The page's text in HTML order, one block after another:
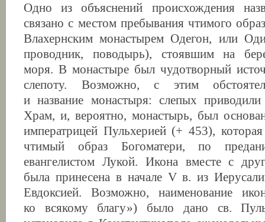
Одно из объяснений происхождения
связано с местом пребывания чтимого
Влахернским монастырем Одегон, или
проводник, поводырь), стоявшим на
моря. В монастыре был чудотворный
слепоту. Возможно, с этим
и название монастыря: слепых
Храм, и, вероятно, монастырь, был
императрицей Пульхерией (+ 453),
чтимый образ Богоматери, по
евангелистом Лукой. Икона вместе с
была принесена в начале V в. из
Евдоксией. Возможно, наименование
ко всякому благу») было дано св.